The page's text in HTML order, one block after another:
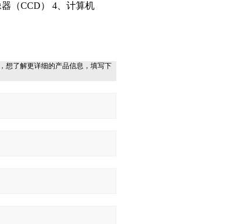
（CCD） 4 、计算机
想了解更详细的产品信息，填写下